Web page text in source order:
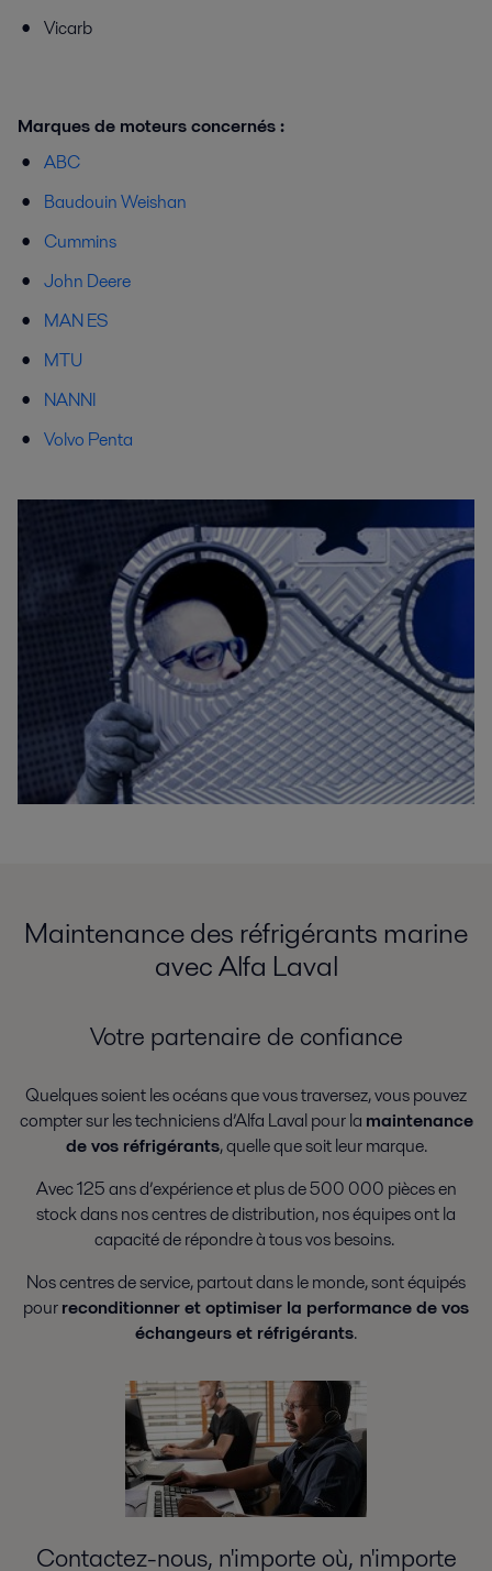
Vicarb
Marques de moteurs concernés :
ABC
Baudouin Weishan
Cummins
John Deere
MAN ES
MTU
NANNI
Volvo Penta
Maintenance des réfrigérants marine
avec Alfa Laval
Votre partenaire de confiance
Quelques soient les océans que vous traversez, vous pouvez
compter sur les techniciens d’Alfa Laval pour la maintenance
de vos réfrigérants, quelle que soit leur marque.
Avec 125 ans d’expérience et plus de 500 000 pièces en
stock dans nos centres de distribution, nos équipes ont la
capacité de répondre à tous vos besoins.
Nos centres de service, partout dans le monde, sont équipés
pourreconditionner et optimiser la performance de vos
échangeurs et réfrigérants.
Contactez-nous, n'importe où, n'importe